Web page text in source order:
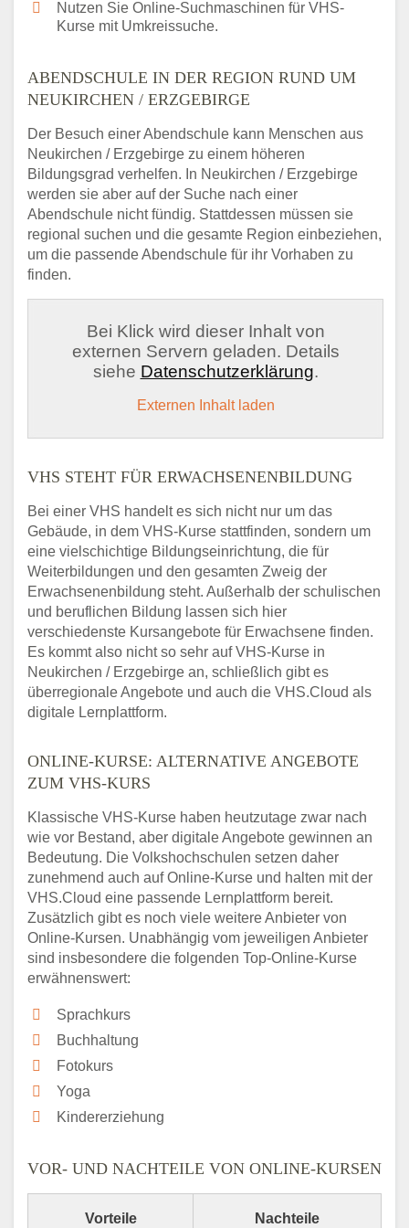
Nutzen Sie Online-Suchmaschinen für VHS-
Kurse mit Umkreissuche.
ABENDSCHULE IN DER REGION RUND UM
NEUKIRCHEN / ERZGEBIRGE
Der Besuch einer Abendschule kann Menschen aus
Neukirchen / Erzgebirge zu einem höheren
Bildungsgrad verhelfen. In Neukirchen / Erzgebirge
werden sie aber auf der Suche nach einer
Abendschule nicht fündig. Stattdessen müssen sie
regional suchen und die gesamte Region einbeziehen,
um die passende Abendschule für ihr Vorhaben zu
finden.
Bei Klick wird dieser Inhalt von
externen Servern geladen. Details
siehe Datenschutzerklärung.
Externen Inhalt laden
VHS STEHT FÜR ERWACHSENENBILDUNG
Bei einer VHS handelt es sich nicht nur um das
Gebäude, in dem VHS-Kurse stattfinden, sondern um
eine vielschichtige Bildungseinrichtung, die für
Weiterbildungen und den gesamten Zweig der
Erwachsenenbildung steht. Außerhalb der schulischen
und beruflichen Bildung lassen sich hier
verschiedenste Kursangebote für Erwachsene finden.
Es kommt also nicht so sehr auf VHS-Kurse in
Neukirchen / Erzgebirge an, schließlich gibt es
überregionale Angebote und auch die VHS.Cloud als
digitale Lernplattform.
ONLINE-KURSE: ALTERNATIVE ANGEBOTE
ZUM VHS-KURS
Klassische VHS-Kurse haben heutzutage zwar nach
wie vor Bestand, aber digitale Angebote gewinnen an
Bedeutung. Die Volkshochschulen setzen daher
zunehmend auch auf Online-Kurse und halten mit der
VHS.Cloud eine passende Lernplattform bereit.
Zusätzlich gibt es noch viele weitere Anbieter von
Online-Kursen. Unabhängig vom jeweiligen Anbieter
sind insbesondere die folgenden Top-Online-Kurse
erwähnenswert:
Sprachkurs
Buchhaltung
Fotokurs
Yoga
Kindererziehung
VOR- UND NACHTEILE VON ONLINE-KURSEN
Vorteile Nachteile